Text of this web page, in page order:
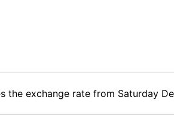
the exchange rate from Saturday